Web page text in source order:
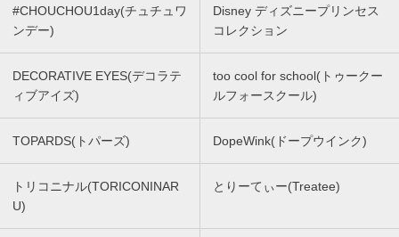
#CHOUCHOU1day(チュチュワ
ンデー)
Disney ディズニープリンセス
コレクション
DECORATIVE EYES(デコラテ
ィブアイズ)
too cool for school(トゥークー
ルフォースクール)
TOPARDS(トパーズ) DopeWink(ドープウインク)
トリコニナル(TORICONINAR
U)
とりーてぃー(Treatee)